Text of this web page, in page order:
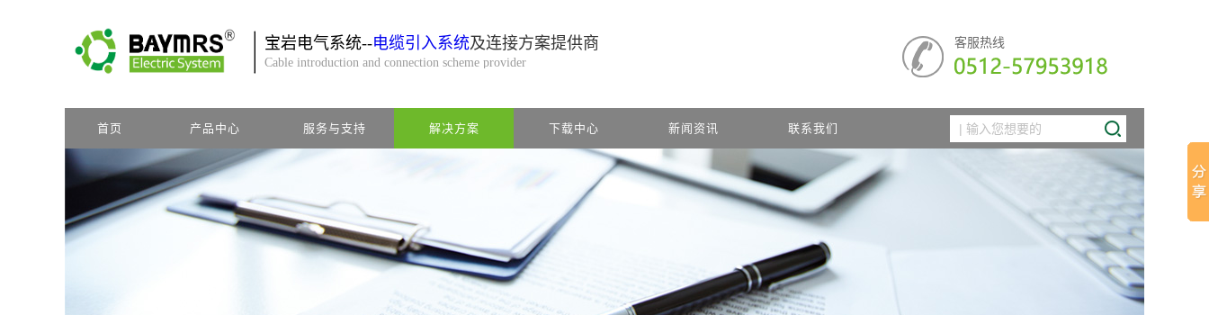
客服热线
宝岩电气系统--电缆引入系统及连接方案提供商
Cable introduction and connection scheme provider
首页 产品中心 服务与支持 解决方案 下载中心 新闻资讯 联系我们